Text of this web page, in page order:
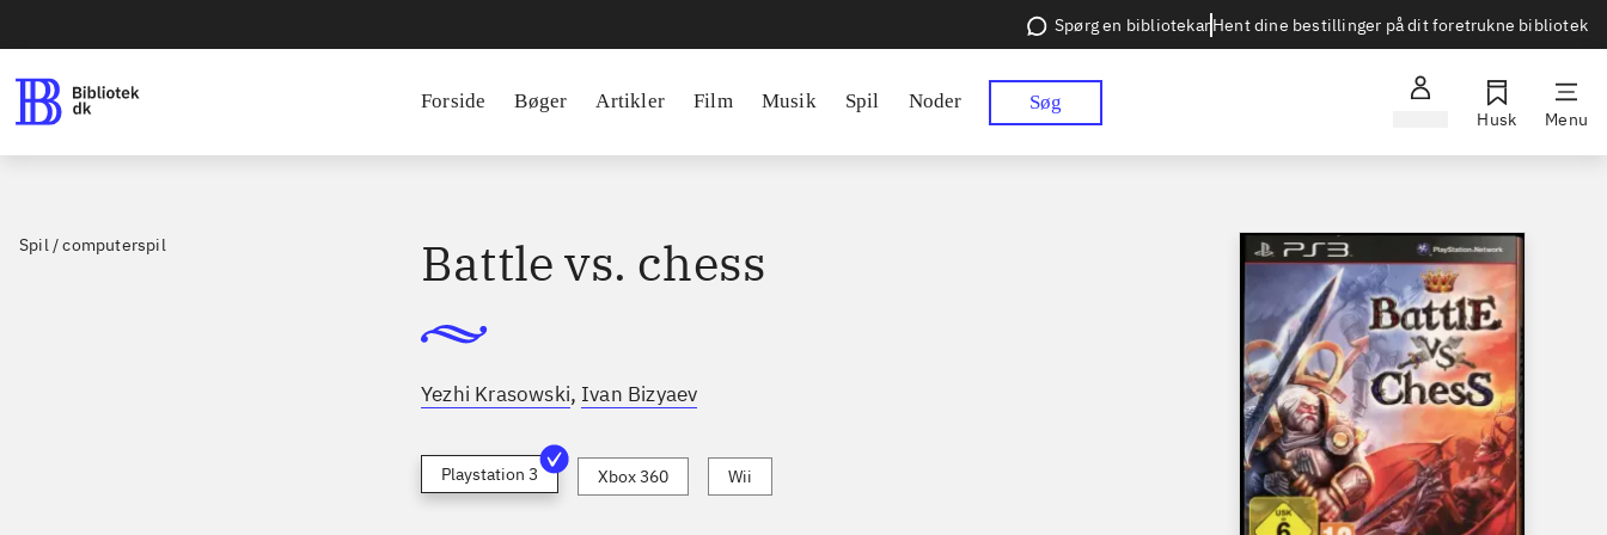
Spørg en bibliotekarHent dine bestillinger på dit foretrukne bibliotek
Forside Bøger Artikler Film Musik Spil Noder Søg
Husk Menu
Spil / computerspil Battle vs. chess
Yezhi Krasowski, Ivan Bizyaev
Playstation 3 Xbox 360 Wii